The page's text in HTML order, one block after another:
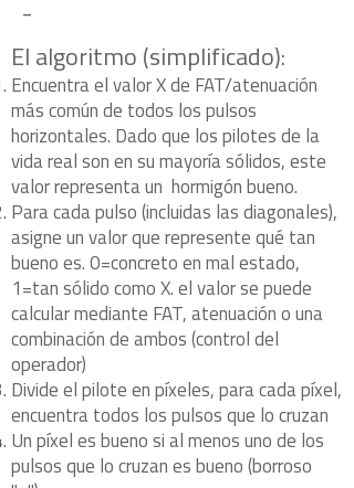
-
El algoritmo (simplificado):
Encuentra el valor X de FAT/atenuación
más común de todos los pulsos
horizontales. Dado que los pilotes de la
vida real son en su mayoría sólidos, este
valor representa un hormigón bueno.
Para cada pulso (incluidas las diagonales),
asigne un valor que represente qué tan
bueno es. 0=concreto en mal estado,
1=tan sólido como X. el valor se puede
calcular mediante FAT, atenuación o una
combinación de ambos (control del
operador)
Divide el pilote en píxeles, para cada píxel,
encuentra todos los pulsos que lo cruzan
Un píxel es bueno si al menos uno de los
pulsos que lo cruzan es bueno (borroso